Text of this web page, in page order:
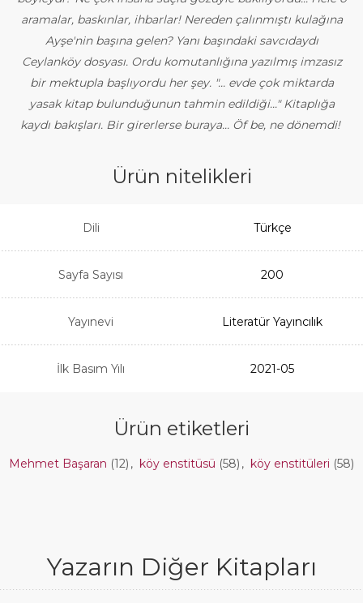
aramalar, baskınlar, ihbarlar! Nereden çalınmıştı kulağına
Ayşe'nin başına gelen? Yanı başındaki savcıdaydı
Ceylanköy dosyası. Ordu komutanlığına yazılmış imzasız
bir mektupla başlıyordu her şey. "... evde çok miktarda
yasak kitap bulunduğunun tahmin edildiği..." Kitaplığa
kaydı bakışları. Bir girerlerse buraya... Öf be, ne dönemdi!
Ürün nitelikleri
Dili Türkçe
Sayfa Sayısı 200
Yayınevi Literatür Yayıncılık
İlk Basım Yılı 2021-05
Ürün etiketleri
Mehmet Başaran (12) , köy enstitüsü (58) , köy enstitüleri (58)
Yazarın Diğer Kitapları